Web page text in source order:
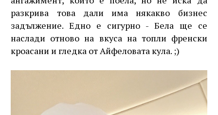
разкрива това дали има някакво бизнес
задължение. Едно е сигурно - Бела ще се
наслади отново на вкуса на топли френски
кроасани и гледка от Айфеловата кула. ;)